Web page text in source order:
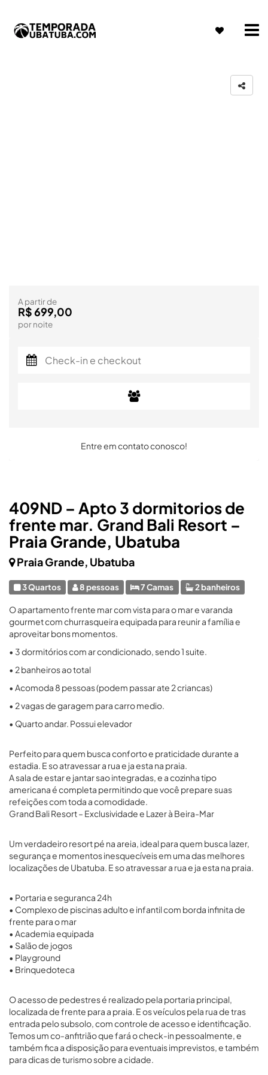
409ND – Apto 3 dormitorios de
frente mar. Grand Bali Resort –
Praia Grande, Ubatuba
Praia Grande, Ubatuba
3 Quartos 8 pessoas 7 Camas 2 banheiros
O apartamento frente mar com vista para o mar e varanda
gourmet com churrasqueira equipada para reunir a família e
aproveitar bons momentos.
• 3 dormitórios com ar condicionado, sendo 1 suite.
• 2 banheiros ao total
• Acomoda 8 pessoas (podem passar ate 2 criancas)
• 2 vagas de garagem para carro medio.
• Quarto andar. Possui elevador
Perfeito para quem busca conforto e praticidade durante a
estadia. E so atravessar a rua e ja esta na praia.
A sala de estar e jantar sao integradas, e a cozinha tipo
americana é completa permitindo que você prepare suas
refeições com toda a comodidade.
Grand Bali Resort – Exclusividade e Lazer à Beira-Mar
Um verdadeiro resort pé na areia, ideal para quem busca lazer,
segurança e momentos inesquecíveis em uma das melhores
localizações de Ubatuba. E so atravessar a rua e ja esta na praia.
• Portaria e seguranca 24h
• Complexo de piscinas adulto e infantil com borda infinita de
frente para o mar
• Academia equipada
• Salão de jogos
• Playground
• Brinquedoteca
O acesso de pedestres é realizado pela portaria principal,
localizada de frente para a praia. E os veículos pela rua de tras
entrada pelo subsolo, com controle de acesso e identificação.
Temos um co-anfitrião que fará o check-in pessoalmente, e
também fica a disposição para eventuais imprevistos, e também
para dicas de turismo sobre a cidade.
A partir de
R$ 699,00
por noite
Entre em contato conosco!